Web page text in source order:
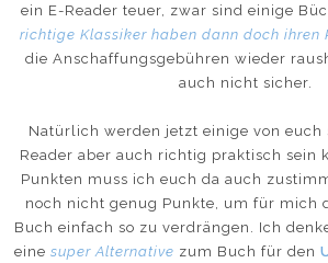
ein E-Reader teuer, zwar sind einige
richtige Klassiker haben dann doch ihren
die Anschaffungsgebühren wieder
auch nicht sicher.
Natürlich werden jetzt einige von euch
Reader aber auch richtig praktisch sein
Punkten muss ich euch da auch
noch nicht genug Punkte, um für mich
Buch einfach so zu verdrängen. Ich
eine super Alternative zum Buch für den